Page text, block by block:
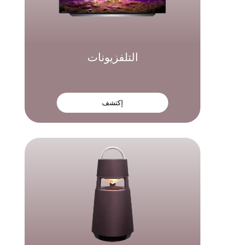
التلفزيونات
إكتشف